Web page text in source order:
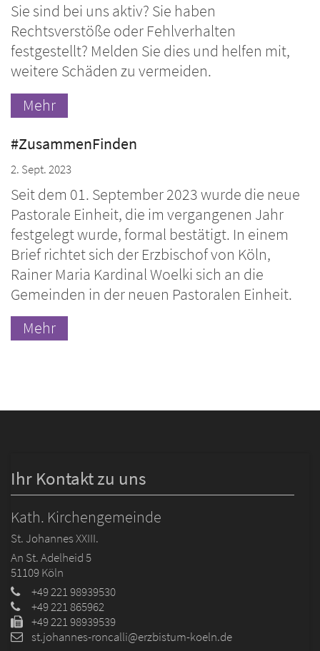
Sie sind bei uns aktiv? Sie haben
Rechtsverstöße oder Fehlverhalten
festgestellt? Melden Sie dies und helfen mit,
weitere Schäden zu vermeiden.
Mehr
#ZusammenFinden
2. Sept. 2023
Seit dem 01. September 2023 wurde die neue
Pastorale Einheit, die im vergangenen Jahr
festgelegt wurde, formal bestätigt. In einem
Brief richtet sich der Erzbischof von Köln,
Rainer Maria Kardinal Woelki sich an die
Gemeinden in der neuen Pastoralen Einheit.
Mehr
Ihr Kontakt zu uns
Kath. Kirchengemeinde
St. Johannes XXIII.
An St. Adelheid 5
51109Köln
+49 221 98939530
+49 221 865962
+49 221 98939539
st.johannes-roncalli@erzbistum-koeln.de